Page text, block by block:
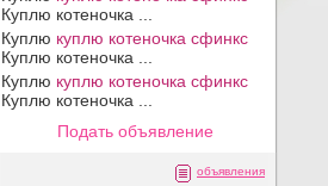
Куплю котеночка ...
Куплю куплю котеночка сфинкс
Куплю котеночка ...
Куплю куплю котеночка сфинкс
Куплю котеночка ...
Подать объявление
объявления